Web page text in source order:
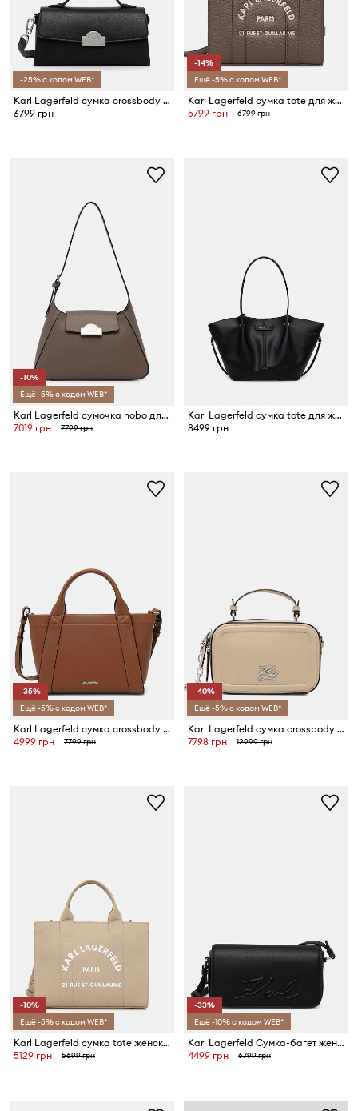
-25% с кодом WEB*
Karl Lagerfeld сумка crossbody для женщин из искусственной кожи K/RSG
6799 грн
-14%
Ещё -5% с кодом WEB*
Karl Lagerfeld сумка tote для женщин из искусственной кожи K/RSG MN
5799 грн
6799 грн
-10%
Ещё -5% с кодом WEB*
Karl Lagerfeld сумочка hobo для женщин из искусственной кожи K/RSG
7019 грн
7799 грн
Karl Lagerfeld сумка tote для женщин из искусственной кожи
8499 грн
-35%
Ещё -5% с кодом WEB*
Karl Lagerfeld сумка crossbody женская из искусственной замши K/VILLE
4999 грн
7799 грн
-40%
Ещё -5% с кодом WEB*
Karl Lagerfeld сумка crossbody для женщин кожаная K/AUTOGRAPH
7798 грн
12999 грн
-10%
Ещё -5% с кодом WEB*
Karl Lagerfeld сумка tote женская хлопковая K/RSG
5129 грн
5699 грн
-33%
Ещё -10% с кодом WEB*
Karl Lagerfeld Сумка-багет женская из искусственной кожи K/VILLE
4499 грн
6799 грн